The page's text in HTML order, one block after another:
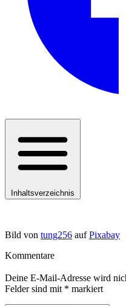
Inhaltsverzeichnis
Bild von tung256 aufPixabay
Kommentare
Deine E-Mail-Adresse wird
Felder sind mit * markiert